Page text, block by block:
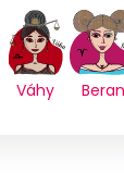
Váhy Beran